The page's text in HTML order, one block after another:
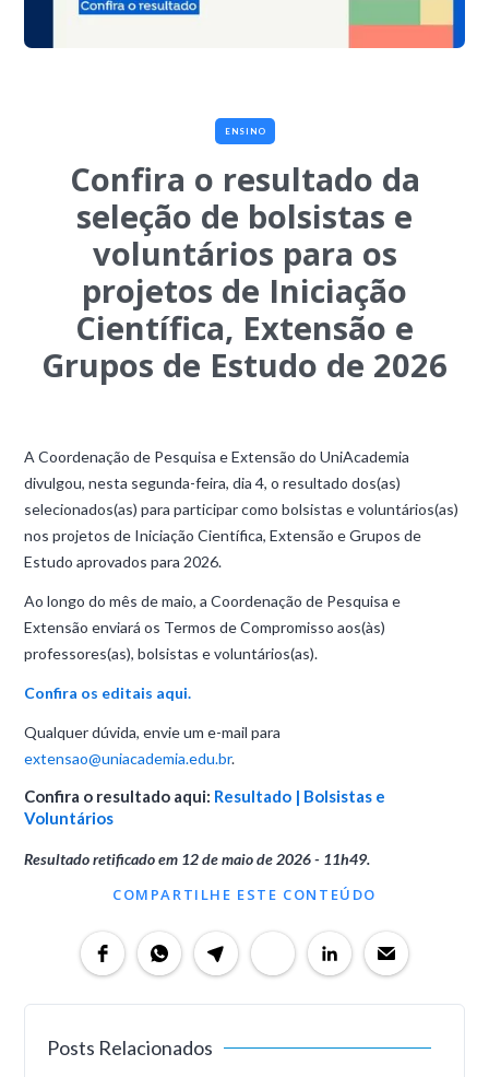
ENSINO
Confira o resultado da
seleção de bolsistas e
voluntários para os
projetos de Iniciação
Científica, Extensão e
Grupos de Estudo de 2026
A Coordenação de Pesquisa e Extensão do UniAcademia
divulgou, nesta segunda-feira, dia 4, o resultado dos(as)
selecionados(as) para participar como bolsistas e voluntários(as)
nos projetos de Iniciação Científica, Extensão e Grupos de
Estudo aprovados para 2026.
Ao longo do mês de maio, a Coordenação de Pesquisa e
Extensão enviará os Termos de Compromisso aos(às)
professores(as), bolsistas e voluntários(as).
Confira os editais aqui.
Qualquer dúvida, envie um e-mail para
extensao@uniacademia.edu.br.
Confira o resultado aqui: Resultado | Bolsistas e
Voluntários
Resultado retificado em 12 de maio de 2026 - 11h49.
COMPARTILHE ESTE CONTEÚDO
Posts Relacionados